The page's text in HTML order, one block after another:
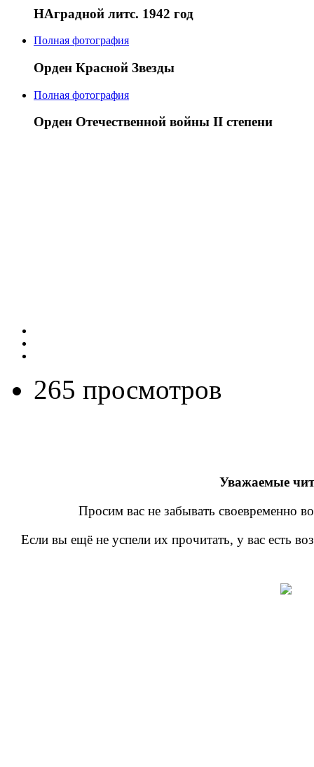
НАградной литс. 1942 год
Полная фотография
Орден Красной Звезды
Полная фотография
Орден Отечественной войны II степени
265 просмотров
Уважаемые
Просим вас не забывать своевременно
Если вы ещё не успели их прочитать, у вас есть